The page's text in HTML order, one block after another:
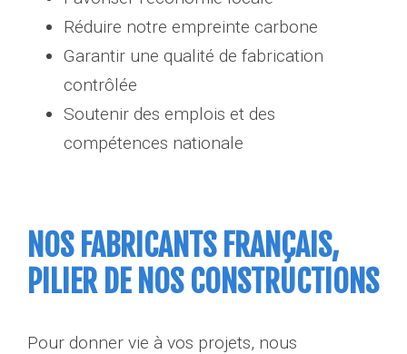
Réduire notre empreinte carbone
Garantir une qualité de fabrication
contrôlée
Soutenir des emplois et des
compétences nationale
NOS FABRICANTS FRANÇAIS,
PILIER DE NOS CONSTRUCTIONS
Pour donner vie à vos projets, nous